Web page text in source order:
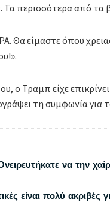
περισσότερα από τα
Θα είμαστε όπου
ο Τραμπ είχε
τη συμφωνία για
να την
είναι πολύ ακριβές